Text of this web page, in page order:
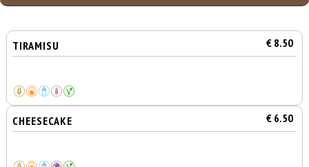
TIRAMISU € 8.50
CHEESECAKE € 6.50